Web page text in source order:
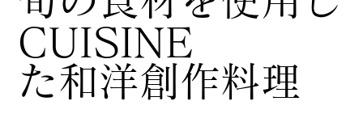
CUISINE
た和洋創作料理